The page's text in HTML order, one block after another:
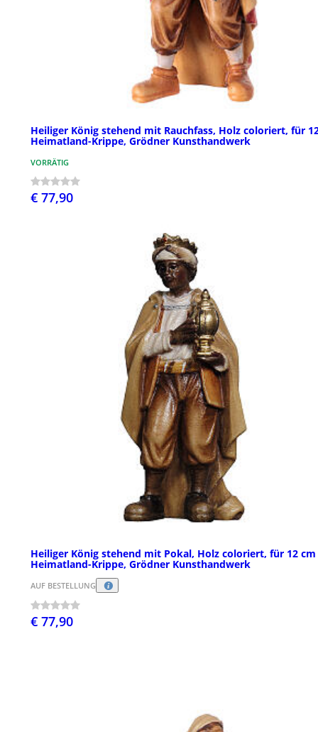
Heiliger König stehend mit Rauchfass, Holz coloriert, für
Heimatland-Krippe, Grödner Kunsthandwerk
VORRÄTIG
€ 77,90
Heiliger König stehend mit Pokal, Holz coloriert, für 12 cm
Heimatland-Krippe, Grödner Kunsthandwerk
AUF BESTELLUNG
€ 77,90